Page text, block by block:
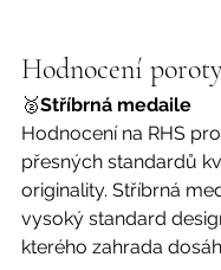
Hodnocení
🥈Stříbrná medaile
Hodnocení na RHS
přesných standardů
originality. Stříbrná
vysoký standard
kterého zahrada